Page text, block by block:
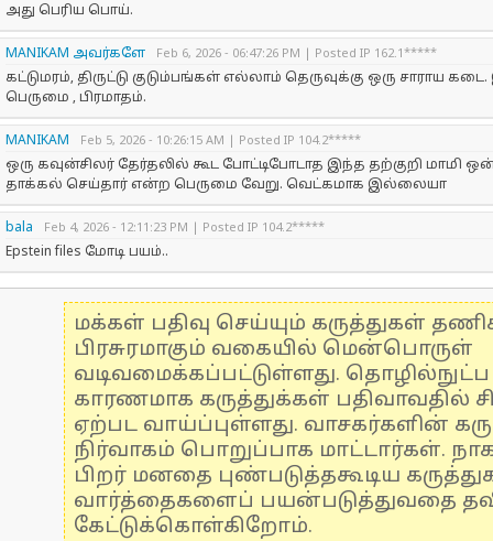
அது பெரிய பொய்.
MANIKAM அவர்களே
Feb 6, 2026 - 06:47:26 PM | Posted IP 162.1*****
கட்டுமரம், திருட்டு குடும்பங்கள் எல்லாம் தெருவுக்கு ஒரு சாராய
பெருமை , பிரமாதம்.
MANIKAM
Feb 5, 2026 - 10:26:15 AM | Posted IP 104.2*****
ஒரு கவுன்சிலர் தேர்தலில் கூட போட்டிபோடாத இந்த தற்குறி மாமி
தாக்கல் செய்தார் என்ற பெருமை வேறு. வெட்கமாக இல்லையா
bala
Feb 4, 2026 - 12:11:23 PM | Posted IP 104.2*****
Epstein files மோடி பயம்..
மக்கள் பதிவு செய்யும் கருத்துகள்
பிரசுரமாகும் வகையில் மென்பொருள்
வடிவமைக்கப்பட்டுள்ளது.
காரணமாக கருத்துக்கள் பதிவாவதில்
ஏற்பட வாய்ப்புள்ளது. வாசகர்களின்
நிர்வாகம் பொறுப்பாக மாட்டார்கள்.
பிறர் மனதை புண்படுத்தகூடிய
வார்த்தைகளைப் பயன்படுத்துவதை
கேட்டுக்கொள்கிறோம்.